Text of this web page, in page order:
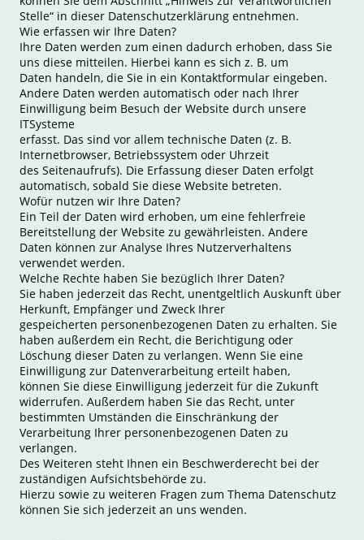
Stelle“ in dieser Datenschutzerklärung entnehmen.
Wie erfassen wir Ihre Daten?
Ihre Daten werden zum einen dadurch erhoben, dass Sie
uns diese mitteilen. Hierbei kann es sich z. B. um
Daten handeln, die Sie in ein Kontaktformular eingeben.
Andere Daten werden automatisch oder nach Ihrer
Einwilligung beim Besuch der Website durch unsere
ITSysteme
erfasst. Das sind vor allem technische Daten (z. B.
Internetbrowser, Betriebssystem oder Uhrzeit
des Seitenaufrufs). Die Erfassung dieser Daten erfolgt
automatisch, sobald Sie diese Website betreten.
Wofür nutzen wir Ihre Daten?
Ein Teil der Daten wird erhoben, um eine fehlerfreie
Bereitstellung der Website zu gewährleisten. Andere
Daten können zur Analyse Ihres Nutzerverhaltens
verwendet werden.
Welche Rechte haben Sie bezüglich Ihrer Daten?
Sie haben jederzeit das Recht, unentgeltlich Auskunft über
Herkunft, Empfänger und Zweck Ihrer
gespeicherten personenbezogenen Daten zu erhalten. Sie
haben außerdem ein Recht, die Berichtigung oder
Löschung dieser Daten zu verlangen. Wenn Sie eine
Einwilligung zur Datenverarbeitung erteilt haben,
können Sie diese Einwilligung jederzeit für die Zukunft
widerrufen. Außerdem haben Sie das Recht, unter
bestimmten Umständen die Einschränkung der
Verarbeitung Ihrer personenbezogenen Daten zu
verlangen.
Des Weiteren steht Ihnen ein Beschwerderecht bei der
zuständigen Aufsichtsbehörde zu.
Hierzu sowie zu weiteren Fragen zum Thema Datenschutz
können Sie sich jederzeit an uns wenden.